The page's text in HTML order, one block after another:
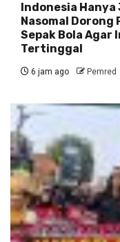
Indonesia
Nasomal Dorong
Sepak Bola Agar
Tertinggal
6 jam ago Pemred